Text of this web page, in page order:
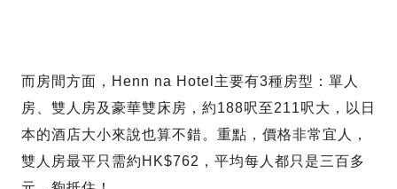
而房間方面，Henn na Hotel主要有3種房型：單人
房、雙人房及豪華雙床房，約188呎至211呎大，以日
本的酒店大小來說也算不錯。重點，價格非常宜人，
雙人房最平只需約HK$762，平均每人都只是三百多